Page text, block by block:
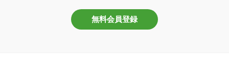
無料会員登録